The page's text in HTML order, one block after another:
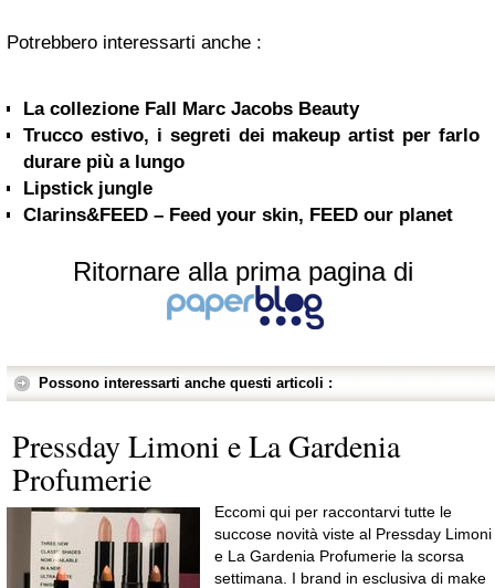
Potrebbero interessarti anche :
La collezione Fall Marc Jacobs Beauty
Trucco estivo, i segreti dei makeup artist per farlo
durare più a lungo
Lipstick jungle
Clarins&FEED – Feed your skin, FEED our planet
Ritornare alla prima pagina di
Possono interessarti anche questi articoli :
Pressday Limoni e La Gardenia
Profumerie
Eccomi qui per raccontarvi tutte le
succose novità viste al Pressday Limoni
e La Gardenia Profumerie la scorsa
settimana. I brand in esclusiva di make